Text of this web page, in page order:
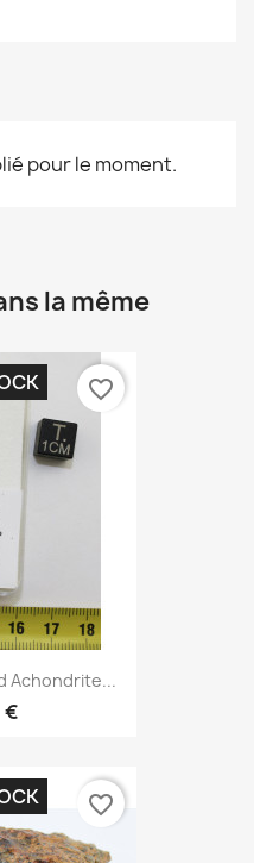
pour le moment.
la même
Achondrite...
€
favorite_border
favorite_border